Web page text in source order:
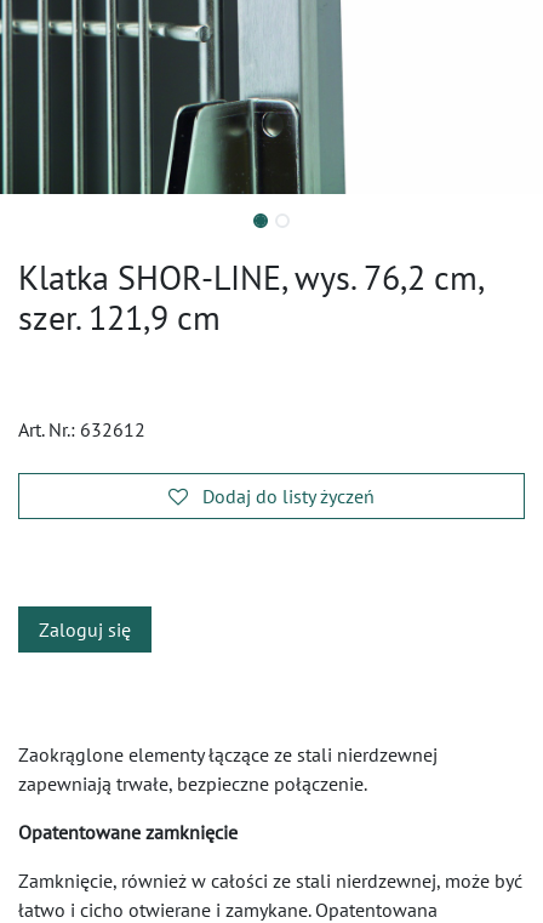
Klatka SHOR-LINE, wys. 76,2 cm,
szer. 121,9 cm
Art. Nr.: 632612
Dodaj do listy życzeń
Zaloguj się
Zaokrąglone elementy łączące ze stali nierdzewnej
zapewniają trwałe, bezpieczne połączenie.
Opatentowane zamknięcie
Zamknięcie, również w całości ze stali nierdzewnej, może być
łatwo i cicho otwierane i zamykane. Opatentowana